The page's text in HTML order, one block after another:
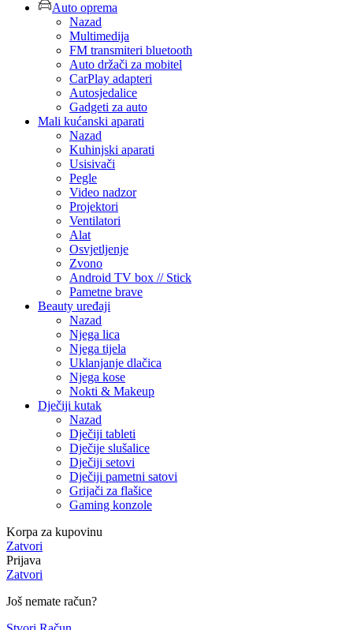
Auto oprema
Nazad
Multimedija
FM transmiteri bluetooth
Auto držači za mobitel
CarPlay adapteri
Autosjedalice
Gadgeti za auto
Mali kućanski aparati
Nazad
Kuhinjski aparati
Usisivači
Pegle
Video nadzor
Projektori
Ventilatori
Alat
Osvjetljenje
Zvono
Android TV box // Stick
Pametne brave
Beauty uređaji
Nazad
Njega lica
Njega tijela
Uklanjanje dlačica
Njega kose
Nokti & Makeup
Dječiji kutak
Nazad
Dječiji tableti
Dječije slušalice
Dječiji setovi
Dječiji pametni satovi
Grijači za flašice
Gaming konzole
Korpa za kupovinu
Zatvori
Prijava
Zatvori
Još nemate račun?